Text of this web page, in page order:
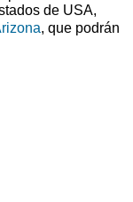
de USA,
, que podrán